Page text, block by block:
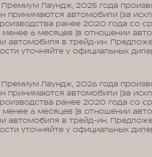
Лаундж, 2025 года
автомобили (за
ранее 2020 года со
6 месяцев (в отношении
автомобиля в трейд-ин.
уточняйте у официальных
Лаундж, 2026 года
автомобили (за
ранее 2020 года со
6 месяцев (в отношении
автомобиля в трейд-ин.
уточняйте у официальных